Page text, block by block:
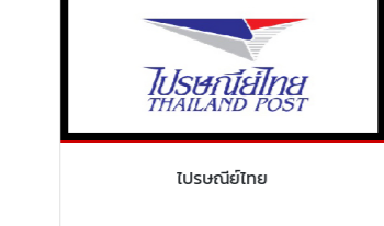
ไปรษณีย์ไทย